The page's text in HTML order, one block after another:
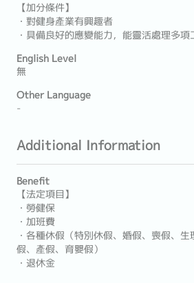
【加分條件】
・對健身產業有興趣者
・具備良好的應變能力，能靈活處理多項
English Level
無
Other Language
-
Additional Information
Benefit
【法定項目】
・勞健保
・加班費
・各種休假（特別休假、婚假、喪假、
假、產假、育嬰假）
・退休金